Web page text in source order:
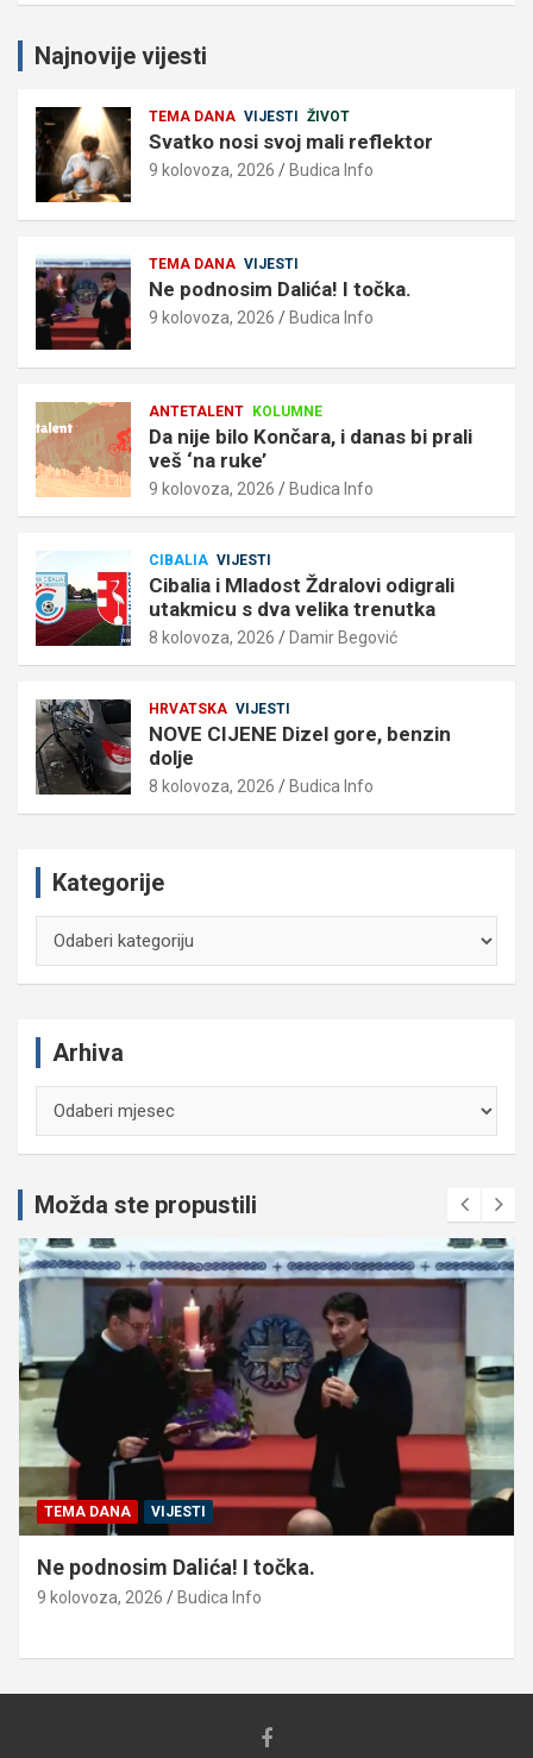
Najnovije vijesti
TEMA DANA VIJESTI ŽIVOT
Svatko nosi svoj mali reflektor
9 kolovoza, 2026 Budica Info
TEMA DANA VIJESTI
Ne podnosim Dalića! I točka.
9 kolovoza, 2026 Budica Info
ANTETALENT KOLUMNE
Da nije bilo Končara, i danas bi prali
veš ‘na ruke’
9 kolovoza, 2026 Budica Info
CIBALIA VIJESTI
Cibalia i Mladost Ždralovi odigrali
utakmicu s dva velika trenutka
8 kolovoza, 2026 Damir Begović
HRVATSKA VIJESTI
NOVE CIJENE Dizel gore, benzin
dolje
8 kolovoza, 2026 Budica Info
Kategorije
Arhiva
Možda ste propustili
TEMA DANA VIJESTI
Ne podnosim Dalića! I točka.
9 kolovoza, 2026 Budica Info